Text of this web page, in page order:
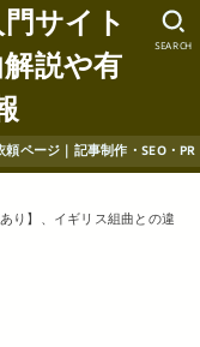
サイト
説や有
頼ページ｜記事制作・SEO・
SEARCH
り】、イギリス組曲との違